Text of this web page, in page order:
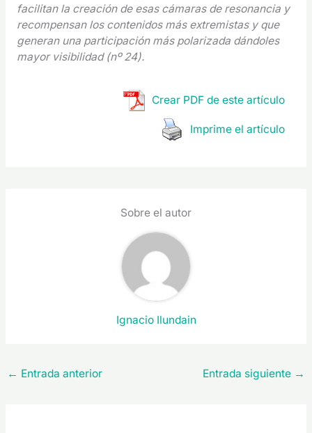
facilitan la creación de esas cámaras de resonancia y
recompensan los contenidos más extremistas y que
generan una participación más polarizada dándoles
mayor visibilidad (nº 24).
Crear PDF de este artículo
Imprime el artículo
Sobre el autor
Ignacio Ilundain
← Entrada anterior Entrada siguiente →